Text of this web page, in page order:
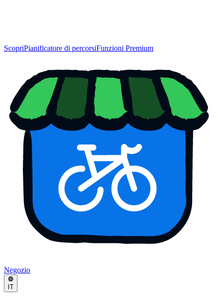
ScopriPianificatore di percorsiFunzioni Premium
Negozio
IT